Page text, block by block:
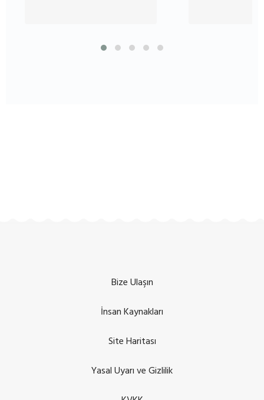
Bize Ulaşın
İnsan Kaynakları
Site Haritası
Yasal Uyarı ve Gizlilik